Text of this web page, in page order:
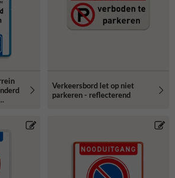
Verkeersbord let op niet
parkeren - reflecterend